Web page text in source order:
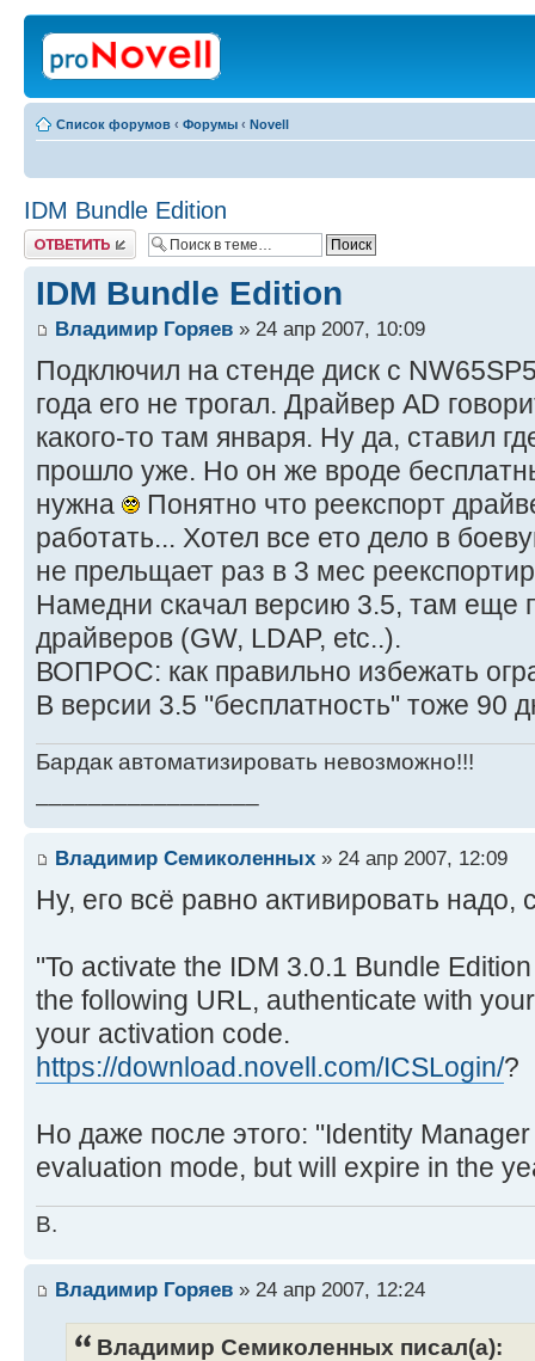
Список форумов ‹ Форумы ‹ Novell
IDM Bundle Edition
Ответить
IDM Bundle Edition
Владимир Горяев » 24 апр 2007, 10:09
Подключил на стенде диск с
года его не трогал. Драйвер AD
какого-то там января. Ну да, ставил
прошло уже. Но он же вроде
нужна
Понятно что реекспорт
работать... Хотел все ето дело в
не прельщает раз в 3 мес
Намедни скачал версию 3.5, там еще
драйверов (GW, LDAP, etc..).
ВОПРОС: как правильно избежать
В версии 3.5 "бесплатность" тоже 90
Бардак автоматизировать невозможно!!!
Владимир Семиколенных » 24 апр 2007, 12:09
Ну, его всё равно активировать надо,
"To activate the IDM 3.0.1 Bundle
the following URL, authenticate with
your activation code.
https://download.novell.com/ICSLogin/?
Но даже после этого: "Identity
evaluation mode, but will expire in the
В.
Владимир Горяев » 24 апр 2007, 12:24
Владимир Семиколенных писал(а):